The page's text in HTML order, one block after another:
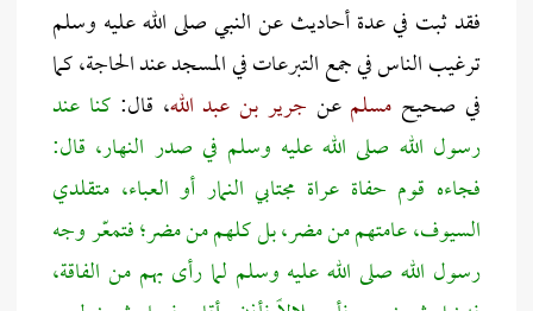
فقد ثبت في عدة أحاديث عن النبي صلى الله عليه وسلم
ترغيب الناس في جمع التبرعات في المسجد عند الحاجة، كما
في صحيح مسلم عن جرير بن عبد الله، قال: كنا عند
رسول الله صلى الله عليه وسلم في صدر النهار، قال:
فجاءه قوم حفاة عراة مجتابي النمار أو العباء، متقلدي
السيوف، عامتهم من مضر، بل كلهم من مضر؛ فتمعّر وجه
رسول الله صلى الله عليه وسلم لما رأى بهم من الفاقة،